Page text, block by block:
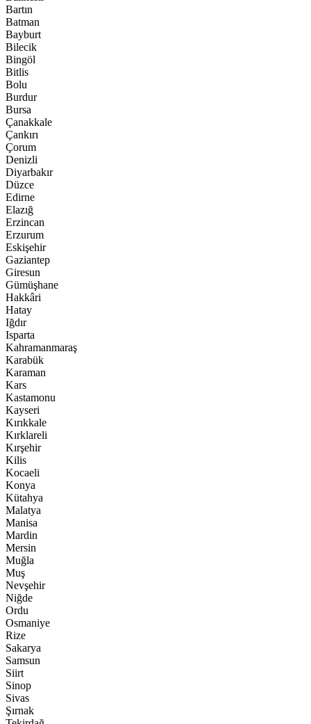
Bartın
Batman
Bayburt
Bilecik
Bingöl
Bitlis
Bolu
Burdur
Bursa
Çanakkale
Çankırı
Çorum
Denizli
Diyarbakır
Düzce
Edirne
Elazığ
Erzincan
Erzurum
Eskişehir
Gaziantep
Giresun
Gümüşhane
Hakkâri
Hatay
Iğdır
Isparta
Kahramanmaraş
Karabük
Karaman
Kars
Kastamonu
Kayseri
Kırıkkale
Kırklareli
Kırşehir
Kilis
Kocaeli
Konya
Kütahya
Malatya
Manisa
Mardin
Mersin
Muğla
Muş
Nevşehir
Niğde
Ordu
Osmaniye
Rize
Sakarya
Samsun
Siirt
Sinop
Sivas
Şırnak